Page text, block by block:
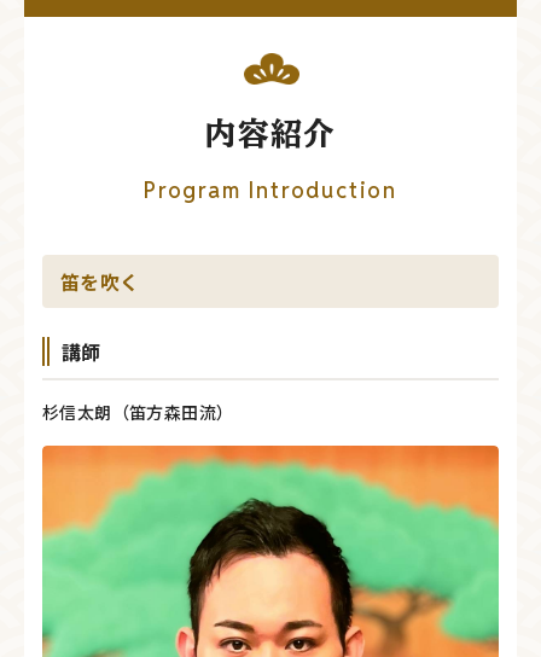
内容紹介
Program Introduction
笛を吹く
講師
杉信太朗（笛方森田流）